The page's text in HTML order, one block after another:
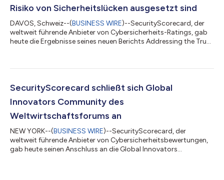
Risiko von Sicherheitslücken ausgesetzt sind
DAVOS, Schweiz--(BUSINESS WIRE)--SecurityScorecard, der
weltweit führende Anbieter von Cybersicherheits-Ratings, gab
heute die Ergebnisse seines neuen Berichts Addressing the Trust
Fertigungsinfrastruktur auf der Sicherheits-Rating-Plattform
„F“ eingestuft werden. In dem Bericht, der während der
Jahrestagung des Weltwirtsch...
SecurityScorecard schließt sich Global
Innovators Community des
Weltwirtschaftsforums an
NEW YORK--(BUSINESS WIRE)--SecurityScorecard, der
weltweit führende Anbieter von Cybersicherheitsbewertungen,
gab heute seinen Anschluss an die Global Innovators